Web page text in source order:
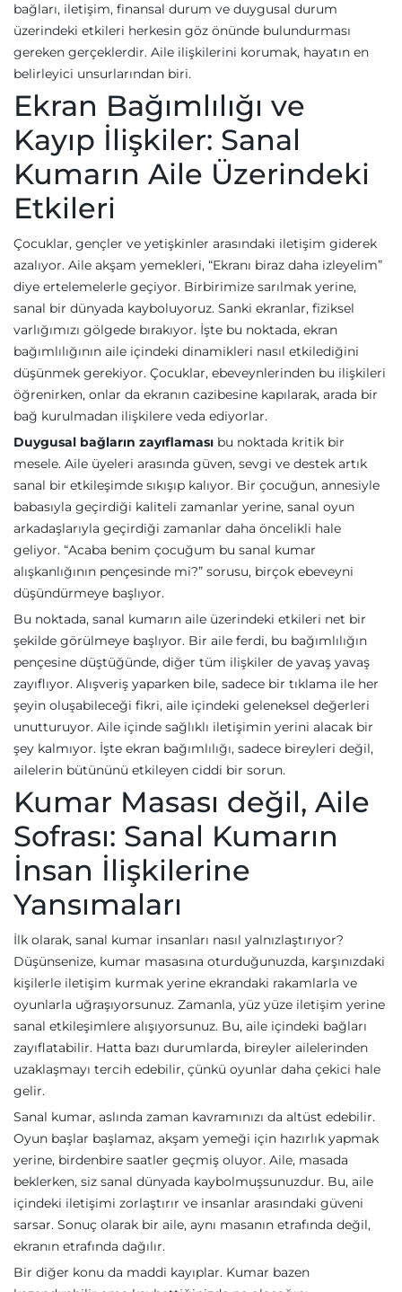
bağları, iletişim, finansal durum ve duygusal durum
üzerindeki etkileri herkesin göz önünde bulundurması
gereken gerçeklerdir. Aile ilişkilerini korumak, hayatın en
belirleyici unsurlarından biri.
Ekran Bağımlılığı ve
Kayıp İlişkiler: Sanal
Kumarın Aile Üzerindeki
Etkileri
Çocuklar, gençler ve yetişkinler arasındaki iletişim giderek
azalıyor. Aile akşam yemekleri, “Ekranı biraz daha izleyelim”
diye ertelemelerle geçiyor. Birbirimize sarılmak yerine,
sanal bir dünyada kayboluyoruz. Sanki ekranlar, fiziksel
varlığımızı gölgede bırakıyor. İşte bu noktada, ekran
bağımlılığının aile içindeki dinamikleri nasıl etkilediğini
düşünmek gerekiyor. Çocuklar, ebeveynlerinden bu ilişkileri
öğrenirken, onlar da ekranın cazibesine kapılarak, arada bir
bağ kurulmadan ilişkilere veda ediyorlar.
Duygusal bağların zayıflaması bu noktada kritik bir
mesele. Aile üyeleri arasında güven, sevgi ve destek artık
sanal bir etkileşimde sıkışıp kalıyor. Bir çocuğun, annesiyle
babasıyla geçirdiği kaliteli zamanlar yerine, sanal oyun
arkadaşlarıyla geçirdiği zamanlar daha öncelikli hale
geliyor. “Acaba benim çocuğum bu sanal kumar
alışkanlığının pençesinde mi?” sorusu, birçok ebeveyni
düşündürmeye başlıyor.
Bu noktada, sanal kumarın aile üzerindeki etkileri net bir
şekilde görülmeye başlıyor. Bir aile ferdi, bu bağımlılığın
pençesine düştüğünde, diğer tüm ilişkiler de yavaş yavaş
zayıflıyor. Alışveriş yaparken bile, sadece bir tıklama ile her
şeyin oluşabileceği fikri, aile içindeki geleneksel değerleri
unutturuyor. Aile içinde sağlıklı iletişimin yerini alacak bir
şey kalmıyor. İşte ekran bağımlılığı, sadece bireyleri değil,
ailelerin bütününü etkileyen ciddi bir sorun.
Kumar Masası değil, Aile
Sofrası: Sanal Kumarın
İnsan İlişkilerine
Yansımaları
İlk olarak, sanal kumar insanları nasıl yalnızlaştırıyor?
Düşünsenize, kumar masasına oturduğunuzda, karşınızdaki
kişilerle iletişim kurmak yerine ekrandaki rakamlarla ve
oyunlarla uğraşıyorsunuz. Zamanla, yüz yüze iletişim yerine
sanal etkileşimlere alışıyorsunuz. Bu, aile içindeki bağları
zayıflatabilir. Hatta bazı durumlarda, bireyler ailelerinden
uzaklaşmayı tercih edebilir, çünkü oyunlar daha çekici hale
gelir.
Sanal kumar, aslında zaman kavramınızı da altüst edebilir.
Oyun başlar başlamaz, akşam yemeği için hazırlık yapmak
yerine, birdenbire saatler geçmiş oluyor. Aile, masada
beklerken, siz sanal dünyada kaybolmuşsunuzdur. Bu, aile
içindeki iletişimi zorlaştırır ve insanlar arasındaki güveni
sarsar. Sonuç olarak bir aile, aynı masanın etrafında değil,
ekranın etrafında dağılır.
Bir diğer konu da maddi kayıplar. Kumar bazen